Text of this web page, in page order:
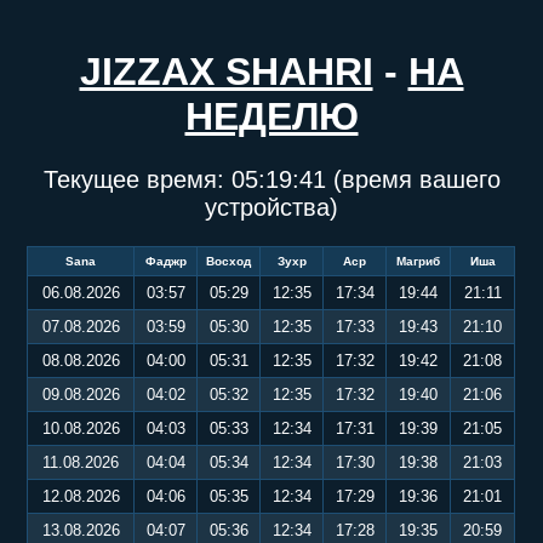
JIZZAX SHAHRI - НА
НЕДЕЛЮ
Текущее время: 05:19:41 (время вашего
устройства)
Sana Фаджр Восход Зухр Аср Магриб Иша
06.08.2026 03:57 05:29 12:35 17:34 19:44
21:11
07.08.2026
03:59 05:30 12:35 17:33 19:43
21:10
08.08.2026
04:00 05:31 12:35 17:32 19:42
21:08
09.08.2026
04:02 05:32 12:35 17:32 19:40
21:06
10.08.2026
04:03 05:33 12:34 17:31 19:39
21:05
11.08.2026
04:04 05:34 12:34 17:30 19:38
21:03
12.08.2026
04:06 05:35 12:34 17:29 19:36
21:01
13.08.2026
04:07 05:36 12:34 17:28 19:35 20:59